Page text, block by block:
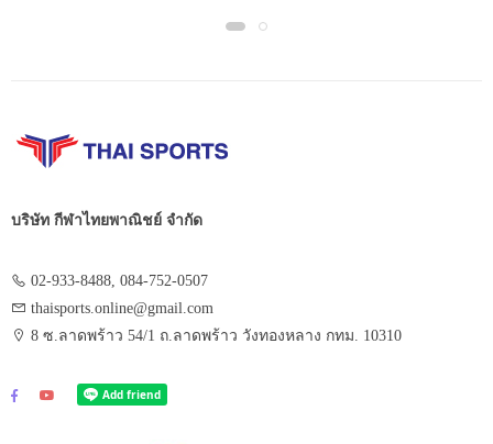
บริษัท กีฬาไทยพาณิชย์ จำกัด
02-933-8488, 084-752-0507
thaisports.online@gmail.com
8 ซ.ลาดพร้าว 54/1 ถ.ลาดพร้าว วังทองหลาง กทม. 10310